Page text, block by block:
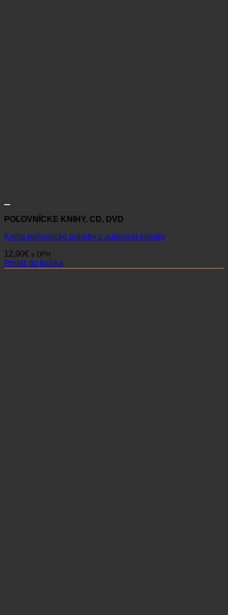
POĽOVNÍCKE KNIHY, CD, DVD
Kniha poľovnícke príbehy z autorovej kroniky
12,90€ s DPH
Pridať do košíka